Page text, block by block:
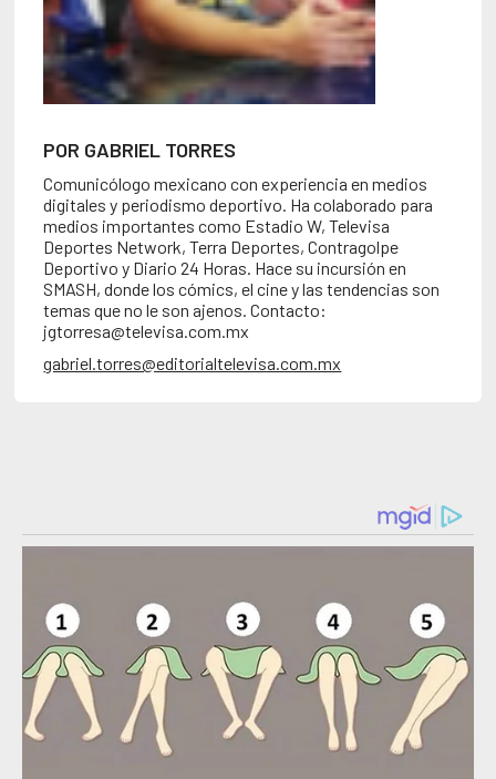
POR GABRIEL TORRES
Comunicólogo mexicano con experiencia en medios
digitales y periodismo deportivo. Ha colaborado para
medios importantes como Estadio W, Televisa
Deportes Network, Terra Deportes, Contragolpe
Deportivo y Diario 24 Horas. Hace su incursión en
SMASH, donde los cómics, el cine y las tendencias son
temas que no le son ajenos. Contacto:
jgtorresa@televisa.com.mx
gabriel.torres@editorialtelevisa.com.mx